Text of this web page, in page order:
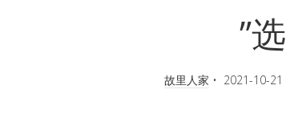
”
故里人家 • 2021-10-21